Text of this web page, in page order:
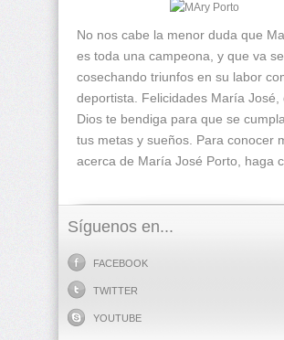
No nos cabe la menor duda que
es toda una campeona, y que va
cosechando triunfos en su labor
deportista. Felicidades María José,
Dios te bendiga para que se
tus metas y sueños. Para conocer
acerca de María José Porto, haga
Síguenos en...
FACEBOOK
TWITTER
YOUTUBE